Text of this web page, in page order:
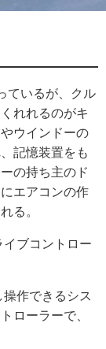
ているが、クル
れれるのがキ
ウインドーの
記憶装置をも
の持ち主のド
エアコンの作
る。
ブコントロー
作できるシス
ローラーで、